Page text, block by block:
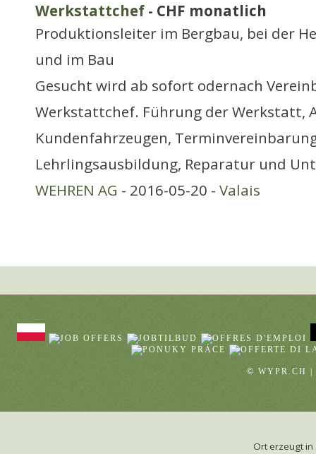
Werkstattchef - CHF monatlich
Produktionsleiter im Bergbau, bei der
und im Bau
Gesucht wird ab sofort odernach
Werkstattchef. Führung der Werkstatt,
Kundenfahrzeugen,
Lehrlingsausbildung, Reparatur und
WEHREN AG - 2016-05-20 - Valais
© WYPR.CH
Ort erzeugt